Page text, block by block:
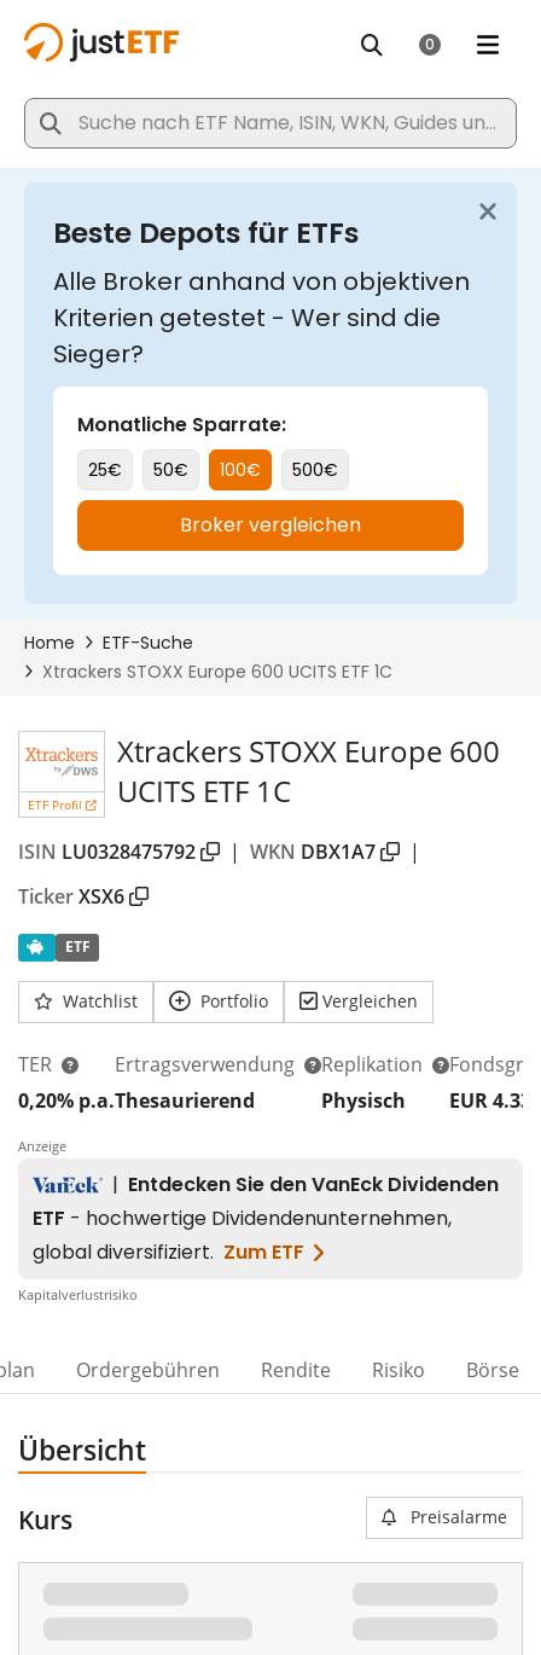
ETF Profil
Xtrackers STOXX Europe 600
UCITS ETF 1C
ISIN LU0328475792 | WKN DBX1A7
|
TickerXSX6
ETF
Watchlist Portfolio Vergleichen
TER
0,20% p.a.
Ertragsverwendung
Thesaurierend
Replikation
Physisch
EUR
Anzeige
Kapitalverlustrisiko
Ordergebühren Rendite Risiko Börse
Übersicht
Kurs Preisalarme